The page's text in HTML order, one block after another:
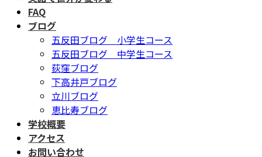
FAQ
ブログ
五反田ブログ 小学生コース
五反田ブログ 中学生コース
荻窪ブログ
下高井戸ブログ
立川ブログ
恵比寿ブログ
学校概要
アクセス
お問い合わせ